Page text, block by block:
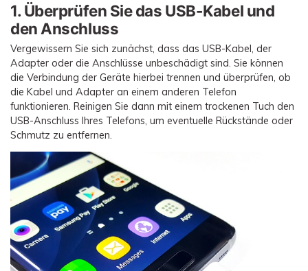
1. Überprüfen Sie das USB-Kabel und
den Anschluss
Vergewissern Sie sich zunächst, dass das USB-Kabel, der
Adapter oder die Anschlüsse unbeschädigt sind. Sie können
die Verbindung der Geräte hierbei trennen und überprüfen, ob
die Kabel und Adapter an einem anderen Telefon
funktionieren. Reinigen Sie dann mit einem trockenen Tuch den
USB-Anschluss Ihres Telefons, um eventuelle Rückstände oder
Schmutz zu entfernen.